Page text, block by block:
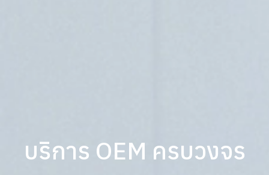
บริการ OEM ครบวงจร